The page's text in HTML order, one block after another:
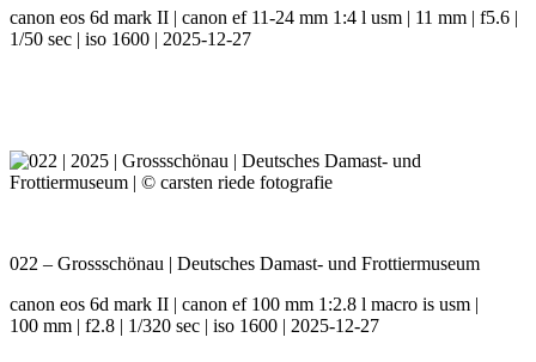
canon eos 6d mark II | canon ef 11-24 mm 1:4 l usm | 11 mm | f5.6 |
1/50 sec | iso 1600 | 2025-12-27
022 – Grossschönau | Deutsches Damast- und Frottiermuseum
canon eos 6d mark II | canon ef 100 mm 1:2.8 l macro is usm |
100 mm | f2.8 | 1/320 sec | iso 1600 | 2025-12-27